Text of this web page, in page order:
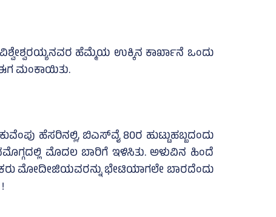
ಹೆಮ್ಮೆಯ ಉಕ್ಕಿನ ಕಾರ್ಖಾನೆ ಒಂದು
ಮಂಕಾಯಿತು.
ಹೆಸರಿನಲ್ಲಿ, ಬಿಎಸ್‌ವೈ 80ರ ಹುಟ್ಟುಹಬ್ಬದಂದು
ಮೊದಲ ಬಾರಿಗೆ ಇಳಿಸಿತು. ಅಳುವಿನ ಹಿಂದೆ
ಮೋದೀಜಿಯವರನ್ನು ಭೇಟಿಯಾಗಲೇ ಬಾರದೆಂದು